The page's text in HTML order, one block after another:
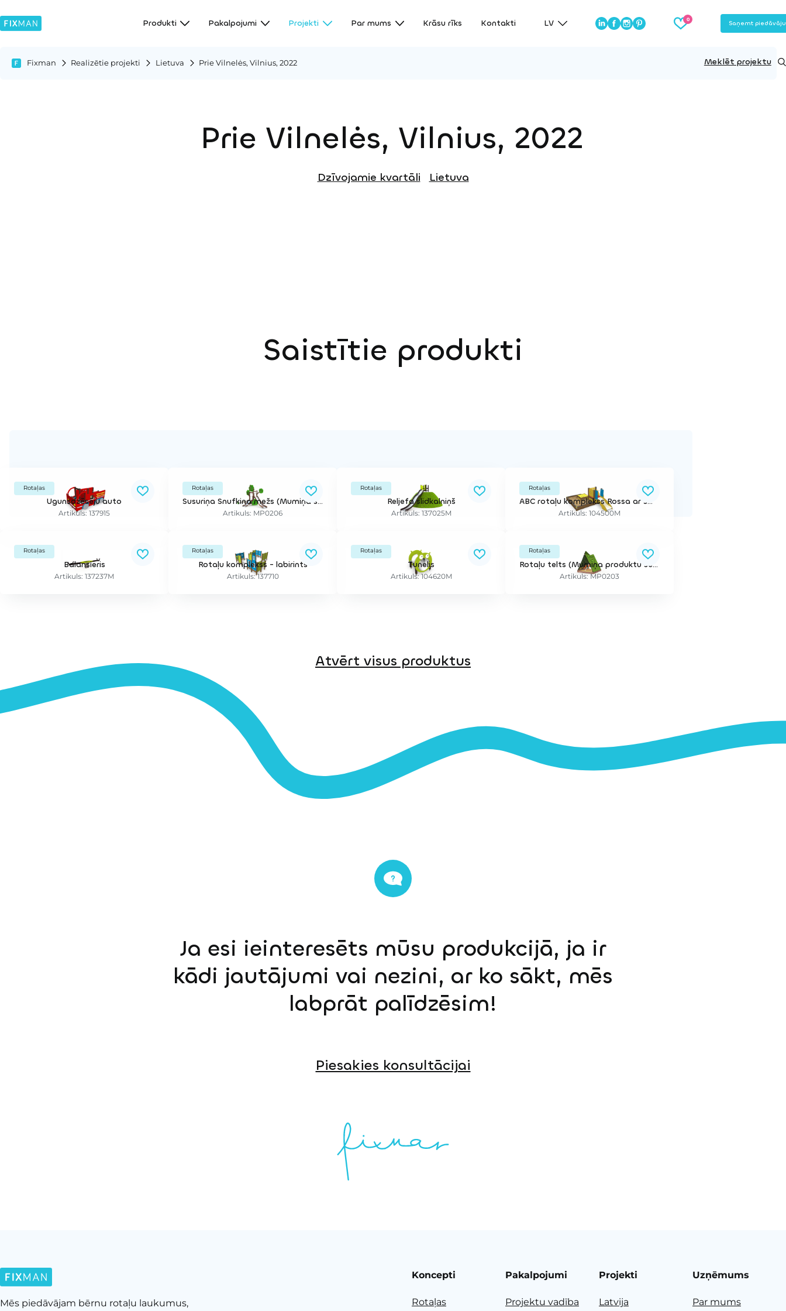
Produkti Pakalpojumi Projekti Par mums Krāsu rīks Kontakti LV Saņemt
Fixman Realizētie projekti Lietuva Prie Vilnelės, Vilnius, 2022 Meklēt projektu
Prie Vilnelės, Vilnius, 2022
Dzīvojamie kvartāli Lietuva
Saistītie produkti
Rotaļas
Ugunsdzēsēju auto
Artikuls: 137915
Rotaļas
Susuriņa Snufkina mežs (Mumiņa sērijas produkts)
Artikuls: MP0206
Rotaļas
Reljefa slidkalniņš
Artikuls: 137025M
Rotaļas
ABC rotaļu komplekss Rossa ar smilšu kasti
Artikuls: 104500M
Rotaļas
Balansieris
Artikuls: 137237M
Rotaļas
Rotaļu komplekss - labirints
Artikuls: 137710
Rotaļas
Tunelis
Artikuls: 104620M
Rotaļas
Rotaļu telts (Mumiņa produktu sērija)
Artikuls: MP0203
Atvērt visus produktus
Ja esi ieinteresēts mūsu produkcijā, ja ir
kādi jautājumi vai nezini, ar ko sākt, mēs
labprāt palīdzēsim!
Piesakies konsultācijai
Mēs piedāvājam bērnu rotaļu laukumus,
Koncepti
Rotaļas
Pakalpojumi
Projektu vadība
Projekti
Latvija
Uzņēmums
Par mums